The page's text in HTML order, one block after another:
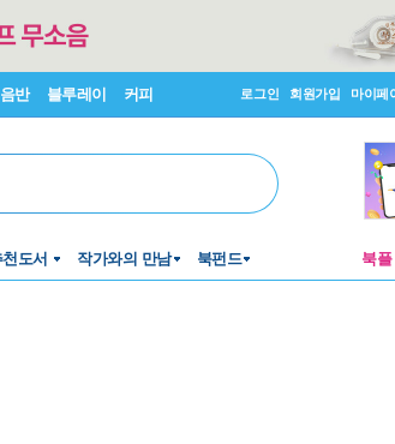
음반 블루레이 커피 로그인 회원가입 마이페
천도서 작가와의 만남 북펀드 북플